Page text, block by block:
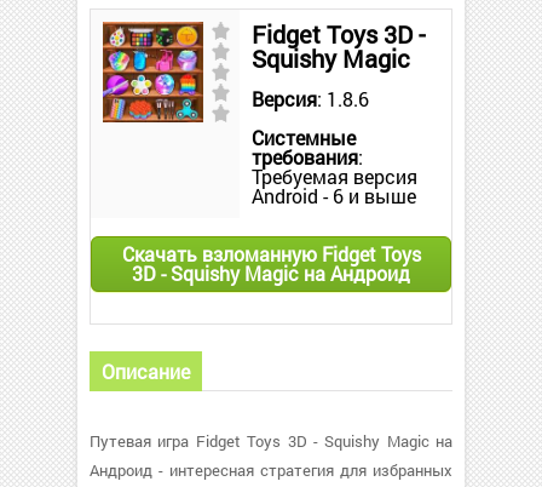
Fidget Toys 3D -
Squishy Magic
Версия: 1.8.6
Системные
требования:
Требуемая версия
Android - 6 и выше
Скачать взломанную Fidget Toys
3D - Squishy Magic на Андроид
Описание
Путевая игра Fidget Toys 3D - Squishy Magic на
Андроид - интересная стратегия для избранных